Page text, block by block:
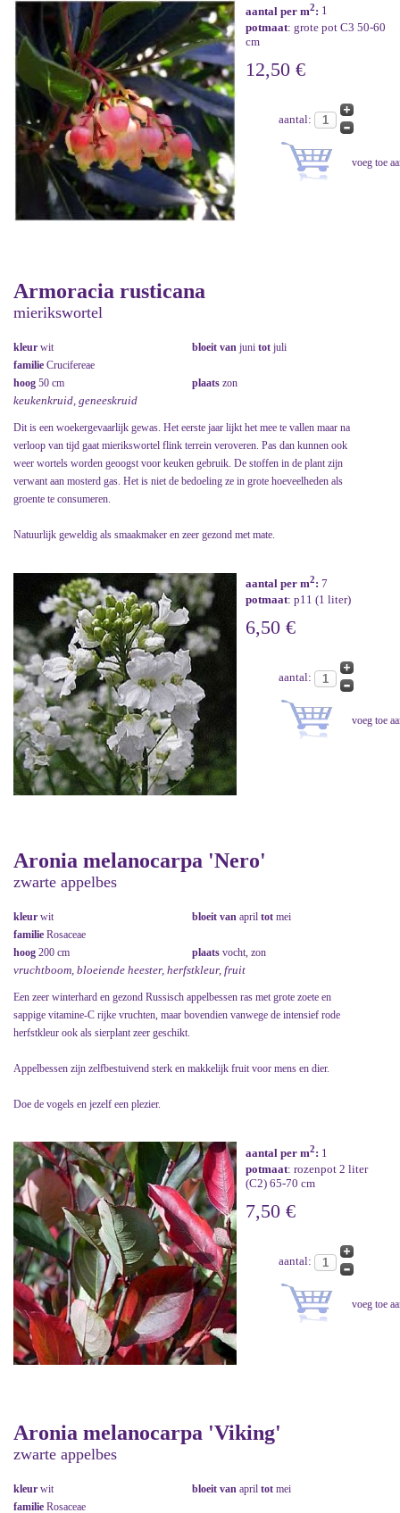
aantal per m2: 1
potmaat: grote pot C3 50-60
cm
12,50 €
aantal:
Armoracia rusticana
mierikswortel
kleur wit bloeit van juni tot juli
familie Crucifereae
hoog 50 cm plaats zon
keukenkruid, geneeskruid
Dit is een woekergevaarlijk gewas. Het eerste jaar lijkt het mee te vallen maar na
verloop van tijd gaat mierikswortel flink terrein veroveren. Pas dan kunnen ook
weer wortels worden geoogst voor keuken gebruik. De stoffen in de plant zijn
verwant aan mosterd gas. Het is niet de bedoeling ze in grote hoeveelheden als
groente te consumeren.
Natuurlijk geweldig als smaakmaker en zeer gezond met mate.
aantal per m2: 7
potmaat: p11 (1 liter)
6,50 €
aantal:
Aronia melanocarpa 'Nero'
zwarte appelbes
kleur wit bloeit van april tot mei
familie Rosaceae
hoog 200 cm plaats vocht, zon
vruchtboom, bloeiende heester, herfstkleur, fruit
Een zeer winterhard en gezond Russisch appelbessen ras met grote zoete en
sappige vitamine-C rijke vruchten, maar bovendien vanwege de intensief rode
herfstkleur ook als sierplant zeer geschikt.
Appelbessen zijn zelfbestuivend sterk en makkelijk fruit voor mens en dier.
Doe de vogels en jezelf een plezier.
aantal per m2: 1
potmaat: rozenpot 2 liter
(C2) 65-70 cm
7,50 €
aantal:
Aronia melanocarpa 'Viking'
zwarte appelbes
kleur wit bloeit van april tot mei
familie Rosaceae